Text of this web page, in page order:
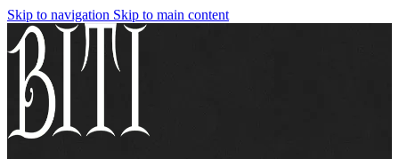
Skip to navigation Skip to main content